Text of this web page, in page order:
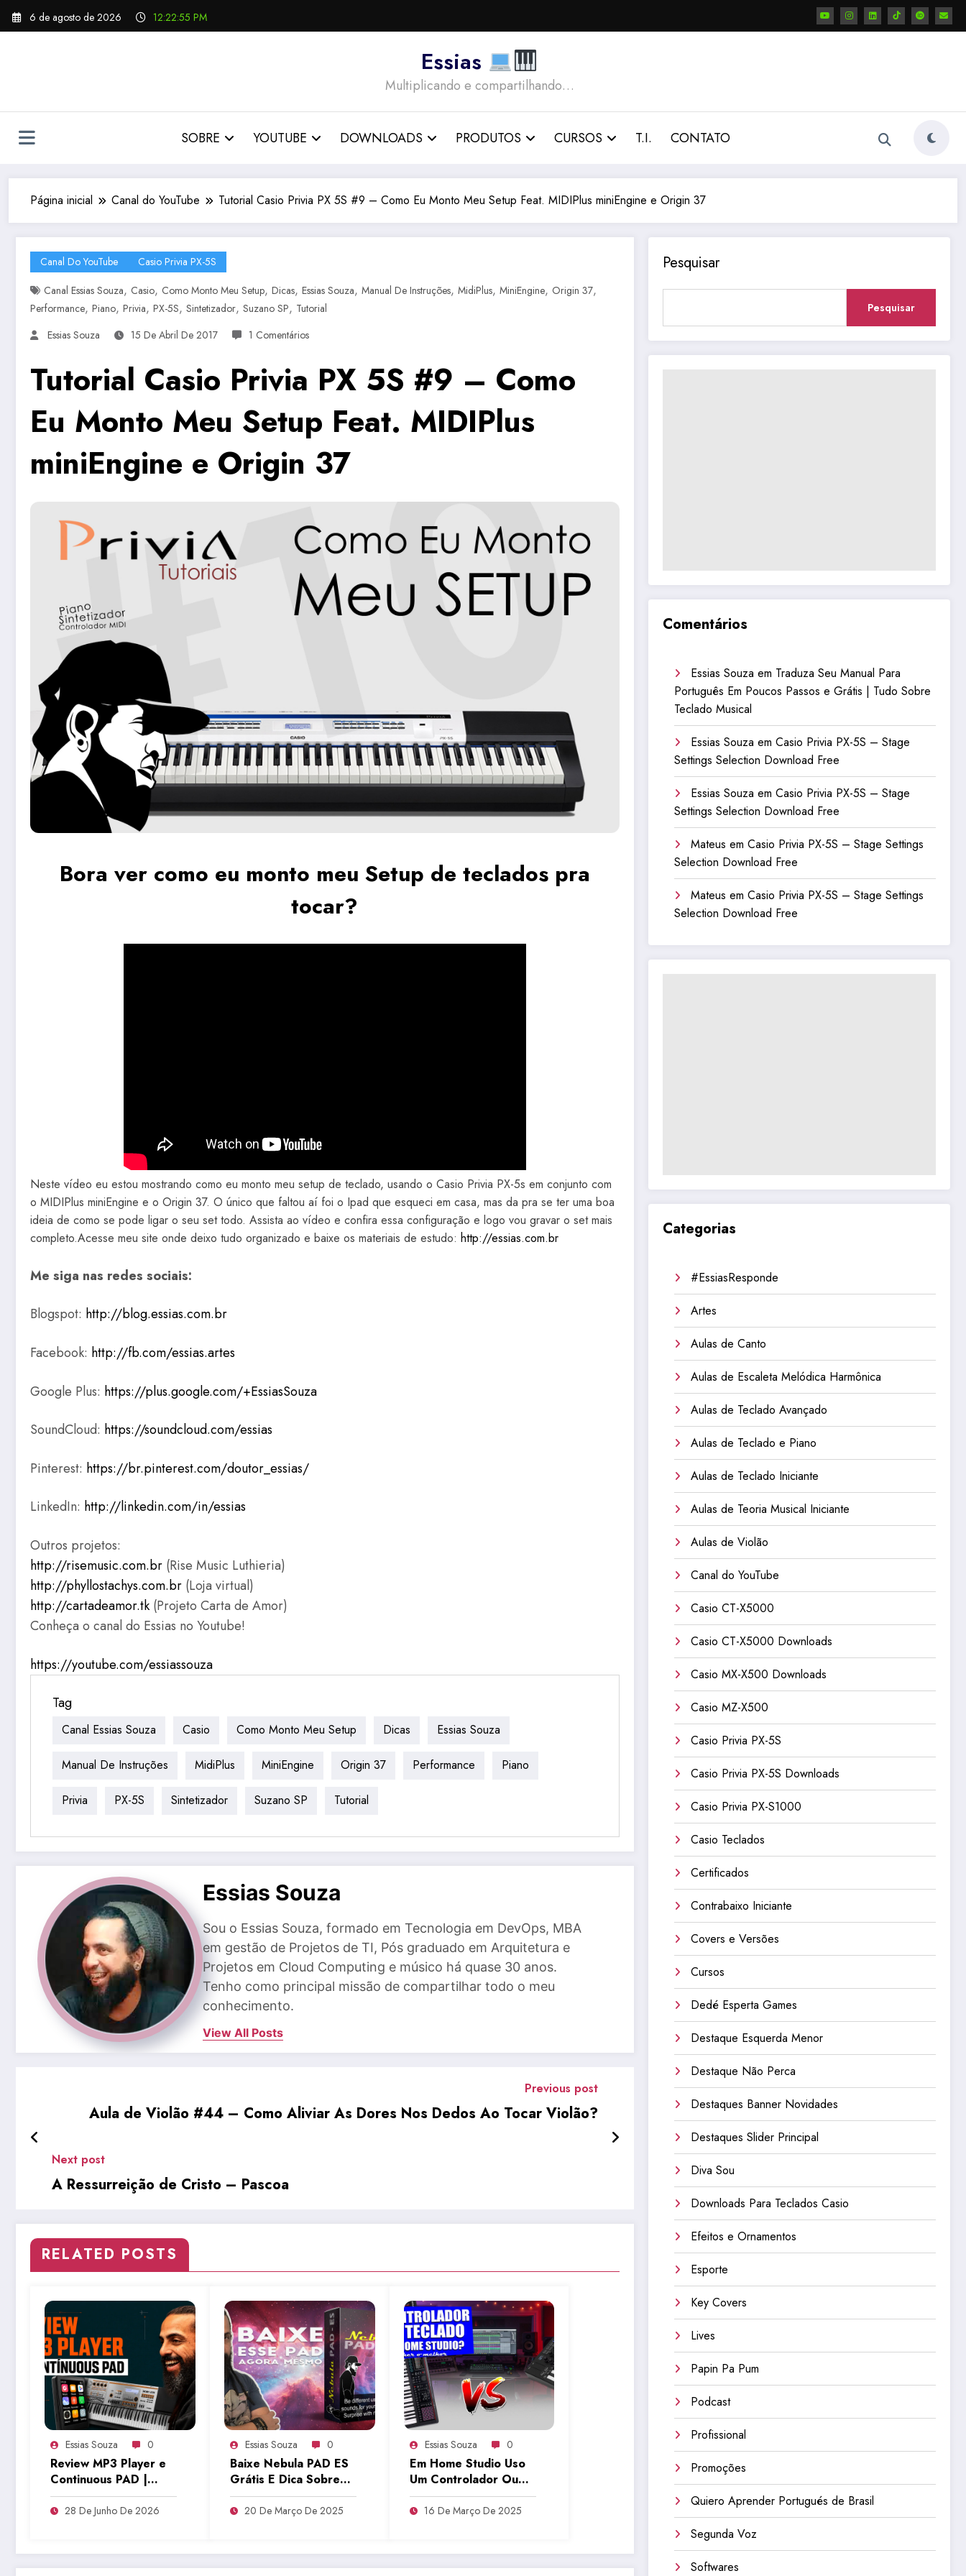
Pular
para
6 de agosto de 2026 12:22:55 PM
Essias
Multiplicando e compartilhando…
SOBRE YOUTUBE DOWNLOADS PRODUTOS CURSOS T.I. CONTATO
Página inicial Canal do YouTube Tutorial Casio Privia PX 5S #9 – Como Eu Monto Meu Setup Feat. MIDIPlus miniEngine e Origin 37
Canal Do YouTube
Casio Privia PX-5S
Canal Essias Souza, Casio, Como Monto Meu Setup, Dicas, Essias Souza, Manual De Instruções, MidiPlus, MiniEngine, Origin 37,
Performance, Piano, Privia, PX-5S, Sintetizador, Suzano SP, Tutorial
Essias Souza
15 De Abril De 2017 1 Comentários
Tutorial Casio Privia PX 5S #9 – Como
Eu Monto Meu Setup Feat. MIDIPlus
miniEngine e Origin 37
Bora ver como eu monto meu Setup de teclados pra
tocar?
Neste vídeo eu estou mostrando como eu monto meu setup de teclado, usando o Casio Privia PX-5s em conjunto com
o MIDIPlus miniEngine e o Origin 37. O único que faltou aí foi o Ipad que esqueci em casa, mas da pra se ter uma boa
ideia de como se pode ligar o seu set todo. Assista ao vídeo e confira essa configuração e logo vou gravar o set mais
completo.Acesse meu site onde deixo tudo organizado e baixe os materiais de estudo: http://essias.com.br
Me siga nas redes sociais:
Blogspot: http://blog.essias.com.br
Facebook: http://fb.com/essias.artes
Google Plus: https://plus.google.com/+EssiasSouza
SoundCloud: https://soundcloud.com/essias
Pinterest: https://br.pinterest.com/doutor_essias/
LinkedIn: http://linkedin.com/in/essias
Outros projetos:
http://risemusic.com.br (Rise Music Luthieria)
http://phyllostachys.com.br (Loja virtual)
http://cartadeamor.tk (Projeto Carta de Amor)
Conheça o canal do Essias no Youtube!
https://youtube.com/essiassouza
Tag
Canal Essias Souza Casio Como Monto Meu Setup Dicas Essias Souza
Manual De Instruções MidiPlus MiniEngine Origin 37 Performance Piano
Privia PX-5S Sintetizador Suzano SP Tutorial
Essias Souza
Sou o Essias Souza, formado em Tecnologia em DevOps, MBA
em gestão de Projetos de TI, Pós graduado em Arquitetura e
Projetos em Cloud Computing e músico há quase 30 anos.
Tenho como principal missão de compartilhar todo o meu
conhecimento.
View All Posts
Previous post
Aula de Violão #44 – Como Aliviar As Dores Nos Dedos Ao Tocar Violão?
Next post
A Ressurreição de Cristo – Pascoa
RELATED POSTS
Essias Souza 0
Review MP3 Player e
Continuous PAD |
Tudo Sobre Teclado
Musical
28 De Junho De 2026
Essias Souza 0
Baixe Nebula PAD ES
Grátis E Dica Sobre
Setup | Tudo Sobre
Teclado Musical
20 De Março De 2025
Essias Souza 0
Em Home Studio Uso
Um Controlador Ou
Teclado Com MIDI? |
Tudo Sobre Teclado
16 De Março De 2025
Pesquisar
Pesquisar
Comentários
Essias Souza em Traduza Seu Manual Para
Português Em Poucos Passos e Grátis | Tudo Sobre
Teclado Musical
Essias Souza emCasio Privia PX-5S – Stage
Settings Selection Download Free
Essias Souza emCasio Privia PX-5S – Stage
Settings Selection Download Free
Mateus emCasio Privia PX-5S – Stage Settings
Selection Download Free
Mateus emCasio Privia PX-5S – Stage Settings
Selection Download Free
Categorias
#EssiasResponde
Artes
Aulas de Canto
Aulas de Escaleta Melódica Harmônica
Aulas de Teclado Avançado
Aulas de Teclado e Piano
Aulas de Teclado Iniciante
Aulas de Teoria Musical Iniciante
Aulas de Violão
Canal do YouTube
Casio CT-X5000
Casio CT-X5000 Downloads
Casio MX-X500 Downloads
Casio MZ-X500
Casio Privia PX-5S
Casio Privia PX-5S Downloads
Casio Privia PX-S1000
Casio Teclados
Certificados
Contrabaixo Iniciante
Covers e Versões
Cursos
Dedé Esperta Games
Destaque Esquerda Menor
Destaque Não Perca
Destaques Banner Novidades
Destaques Slider Principal
Diva Sou
Downloads Para Teclados Casio
Efeitos e Ornamentos
Esporte
Key Covers
Lives
Papin Pa Pum
Podcast
Profissional
Promoções
Quiero Aprender Portugués de Brasil
Segunda Voz
Softwares